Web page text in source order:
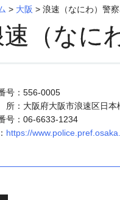
> 大阪 > 浪速（なにわ）警
（なに
号：556-0005
大阪府大阪市浪速区日本
号：06-6633-1234
https://